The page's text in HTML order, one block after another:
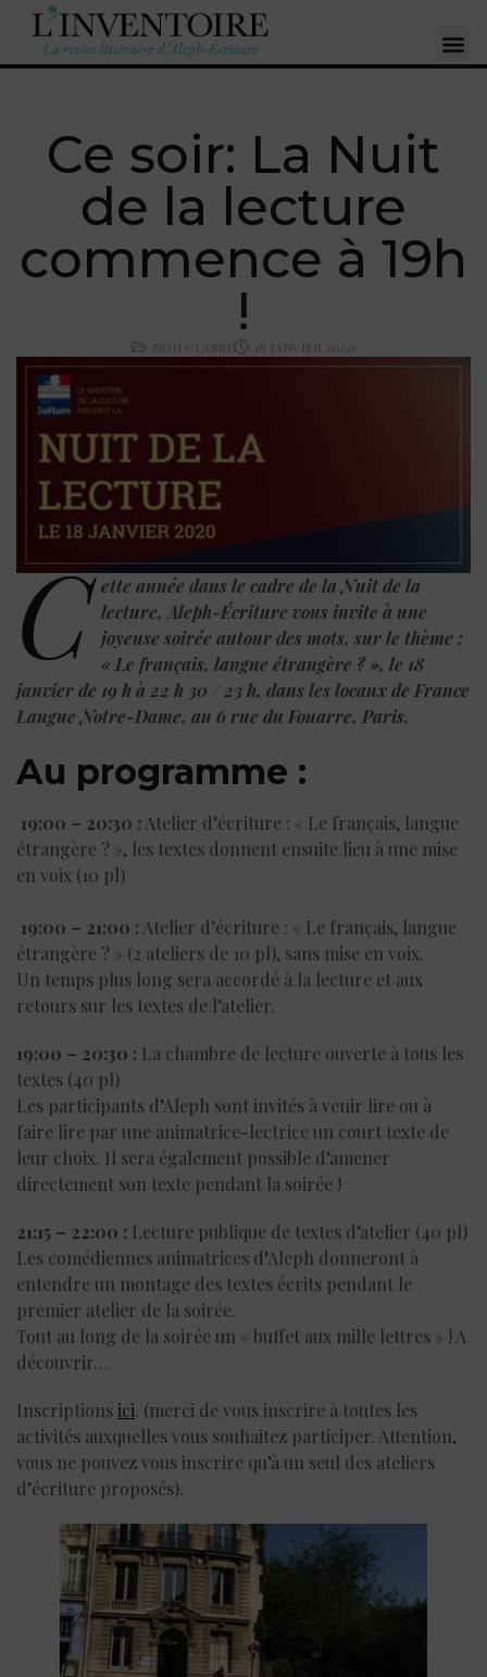
Ce soir: La Nuit
de la lecture
commence à 19h
!
NON CLASSÉ 18 JANVIER 2020
C ette année dans le cadre de la Nuit de la
lecture, Aleph-Écriture vous invite à une
joyeuse soirée autour des mots, sur le thème :
« Le français, langue étrangère ? », le 18
janvier de 19 h à 22 h 30 / 23 h, dans les locaux de France
Langue Notre-Dame, au 6 rue du Fouarre, Paris.
Au programme :
19:00 – 20:30 : Atelier d’écriture : « Le français, langue
étrangère ? », les textes donnent ensuite lieu à une mise
en voix (10 pl)
19:00 – 21:00 : Atelier d’écriture : « Le français, langue
étrangère ? » (2 ateliers de 10 pl), sans mise en voix.
Un temps plus long sera accordé à la lecture et aux
retours sur les textes de l’atelier.
19:00 – 20:30 : La chambre de lecture ouverte à tous les
textes (40 pl)
Les participants d’Aleph sont invités à venir lire ou à
faire lire par une animatrice-lectrice un court texte de
leur choix. Il sera également possible d’amener
directement son texte pendant la soirée !
21:15 – 22:00 : Lecture publique de textes d’atelier (40 pl)
Les comédiennes animatrices d’Aleph donneront à
entendre un montage des textes écrits pendant le
premier atelier de la soirée.
Tout au long de la soirée un « buffet aux mille lettres » ! A
découvrir…
Inscriptions ici. (merci de vous inscrire à toutes les
activités auxquelles vous souhaitez participer. Attention,
vous ne pouvez vous inscrire qu’à un seul des ateliers
d’écriture proposés).